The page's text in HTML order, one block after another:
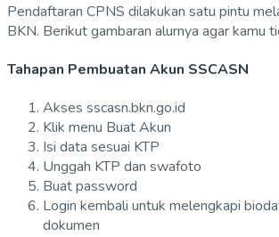
Pendaftaran CPNS dilakukan satu pintu
BKN. Berikut gambaran alurnya agar kamu
Tahapan Pembuatan Akun SSCASN
Akses sscasn.bkn.go.id
Klik menu Buat Akun
Isi data sesuai KTP
Unggah KTP dan swafoto
Buat password
Login kembali untuk melengkapi
dokumen